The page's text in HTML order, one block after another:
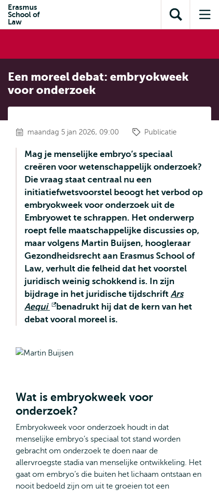
inhoud
Direct naar
subnavigatie
Erasmus
School of
Law
Toon
zoekveld
Een moreel debat: embryokweek
voor onderzoek
maandag 5 jan 2026, 09:00 Publicatie
Mag je menselijke embryo’s speciaal
creëren voor wetenschappelijk onderzoek?
Die vraag staat centraal nu een
initiatiefwetsvoorstel beoogt het verbod op
embryokweek voor onderzoek uit de
Embryowet te schrappen. Het onderwerp
roept felle maatschappelijke discussies op,
maar volgens Martin Buijsen, hoogleraar
Gezondheidsrecht aan Erasmus School of
Law, verhult die felheid dat het voorstel
juridisch weinig schokkend is. In zijn
bijdrage in het juridische tijdschrift Ars
Aequi
Opent
extern
benadrukt hij dat de kern van het
debat vooral moreel is.
Wat is embryokweek voor
onderzoek?
Embryokweek voor onderzoek houdt in dat
menselijke embryo’s speciaal tot stand worden
gebracht om onderzoek te doen naar de
allervroegste stadia van menselijke ontwikkeling. Het
gaat om embryo’s die buiten het lichaam ontstaan en
nooit bedoeld zijn om uit te groeien tot een